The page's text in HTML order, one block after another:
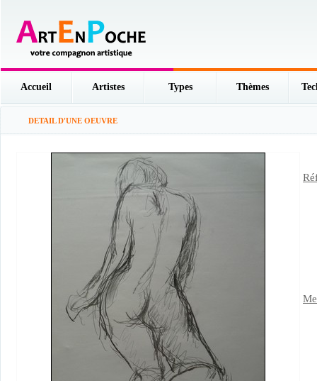
Accueil Artistes Types Thèmes
DETAIL D'UNE OEUVRE